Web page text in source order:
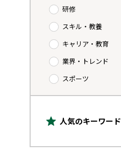
研修
スキル・教養
キャリア・教育
業界・トレンド
スポーツ
人気のキーワード